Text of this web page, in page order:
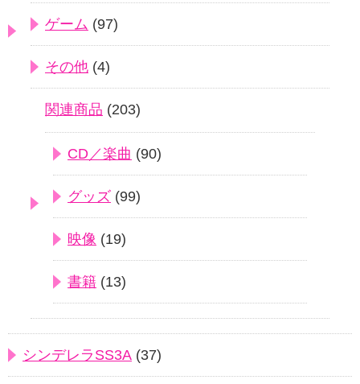
ゲーム (97)
その他 (4)
関連商品 (203)
CD／楽曲 (90)
グッズ (99)
映像 (19)
書籍 (13)
シンデレラSS3A (37)